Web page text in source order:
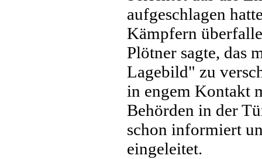
aufgeschlagen
Kämpfern
Plötner sagte, das
Lagebild" zu
in engem Kontakt
Behörden in der
schon informiert
eingeleitet.